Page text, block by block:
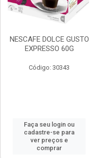
NESCAFE DOLCE GUSTO
EXPRESSO 60G
Código: 30343
Faça seu login ou
cadastre-se para
ver preços e
comprar